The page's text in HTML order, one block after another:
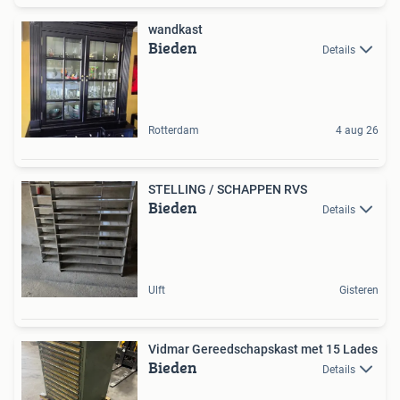
wandkast
Bieden Details
Rotterdam 4 aug 26
STELLING / SCHAPPEN RVS
Bieden Details
Ulft Gisteren
Vidmar Gereedschapskast met 15 Lades
Bieden Details